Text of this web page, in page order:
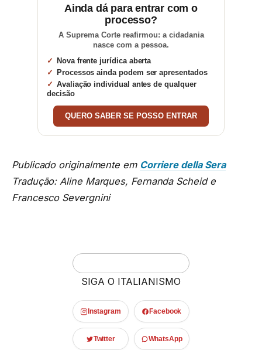
Ainda dá para entrar com o
processo?
A Suprema Corte reafirmou: a cidadania
nasce com a pessoa.
Nova frente jurídica aberta
Processos ainda podem ser apresentados
Avaliação individual antes de qualquer
decisão
QUERO SABER SE POSSO ENTRAR
Publicado originalmente em Corriere della Sera
Tradução: Aline Marques, Fernanda Scheid e
Francesco Severgnini
SIGA O ITALIANISMO
Instagram Facebook
Twitter WhatsApp